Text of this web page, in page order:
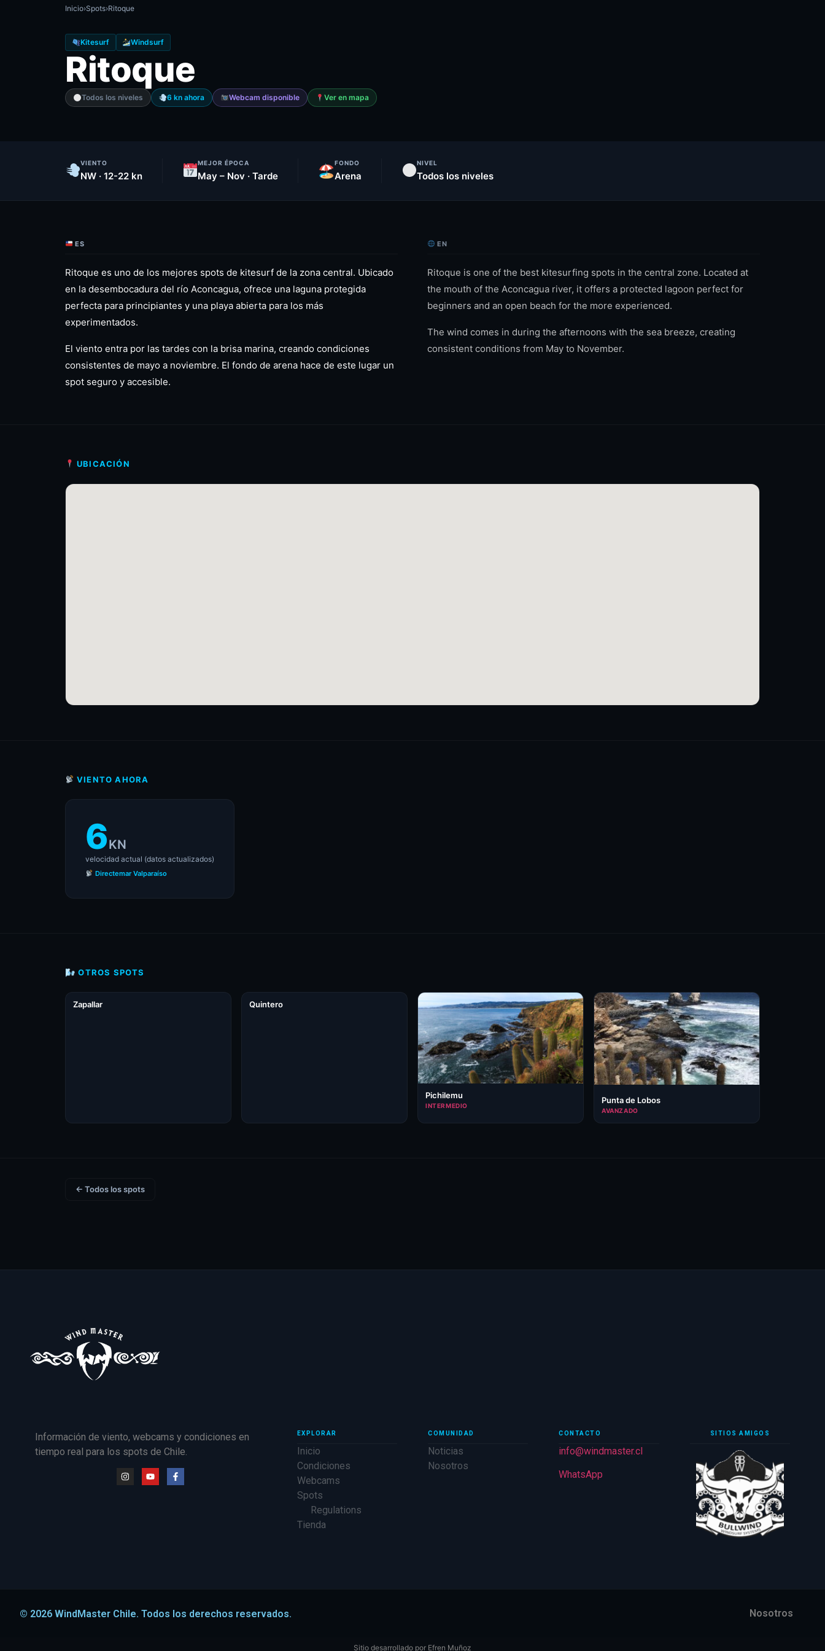
Inicio›Spots›Ritoque
Kitesurf Windsurf
Ritoque
Todos los niveles 6 kn ahora Webcam disponible Ver en mapa
VIENTO
NW · 12-22 kn
MEJOR ÉPOCA
May – Nov · Tarde 🏖FONDO
Arena
NIVEL
Todos los niveles
ES
Ritoque es uno de los mejores spots de kitesurf de la zona central. Ubicado
en la desembocadura del río Aconcagua, ofrece una laguna protegida
perfecta para principiantes y una playa abierta para los más
experimentados.
El viento entra por las tardes con la brisa marina, creando condiciones
consistentes de mayo a noviembre. El fondo de arena hace de este lugar un
spot seguro y accesible.
EN
Ritoque is one of the best kitesurfing spots in the central zone. Located at
the mouth of the Aconcagua river, it offers a protected lagoon perfect for
beginners and an open beach for the more experienced.
The wind comes in during the afternoons with the sea breeze, creating
consistent conditions from May to November.
UBICACIÓN
VIENTO AHORA
6KN
velocidad actual (datos actualizados)
Directemar Valparaíso
🌬 OTROS SPOTS
Zapallar Quintero
Pichilemu
INTERMEDIO
Punta de Lobos
AVANZADO
← Todos los spots
Información de viento, webcams y condiciones en
tiempo real para los spots de Chile.
EXPLORAR
Inicio
Condiciones
Webcams
Spots
Regulations
Tienda
COMUNIDAD
Noticias
Nosotros
CONTACTO
info@windmaster.cl
WhatsApp
SITIOS AMIGOS
© 2026 WindMaster Chile. Todos los derechos reservados. Nosotros
Sitio desarrollado por Efren Muñoz